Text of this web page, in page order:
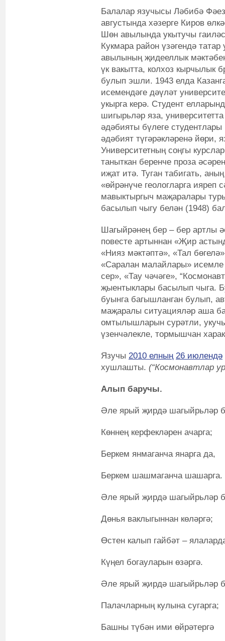
Балалар язучысы Ләбибә
августында хәзерге Киров
Шөн авылында укытучы
Кукмара район үзәгендә
авылының җидееллык
үк вакытта, колхоз кырчылык
булып эшли. 1943 елда
исемендәге дәүләт
укырга керә. Студент
шигырьләр яза,
әдәбияты бүлеге
әдәбият түгәрәкләренә йөри,
Университетның соңгы
таныткан беренче проза
иҗат итә. Туган табигать,
«өйрәнүче геологларга ияреп
мавыктыргыч маҗаралары
басылып чыгу белән (1948)
Шагыйрәнең бер – бер артлы
повесте артыннан «Җир
«Нияз мәктәптә», «Тал
«Саралан малайлары»
сер», «Тау чәчәге»,
җыентыклары басылып чыга.
буынга багышланган булып,
маҗаралы ситуацияләр аша
омтылышларын сурәтли,
үзенчәлекле, тормышчан
Язучы 2010 елның 26 июлендә
хушлашты. (“Космонавтлар
Алып баручы.
Әле ярый җирдә шагыйрьләр
Көннең керфекләрен ачарга;
Беркем янмаганча янарга да,
Беркем шашмаганча шашарга.
Әле ярый җирдә шагыйрьләр
Дөнья ваклыгыннан көләргә;
Өстен калып гайбәт –
Күңел богауларын өзәргә.
Әле ярый җирдә шагыйрьләр
Палачларның кулына сугарга;
Башны түбән ими өйрәтергә